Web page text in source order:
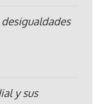
y sus